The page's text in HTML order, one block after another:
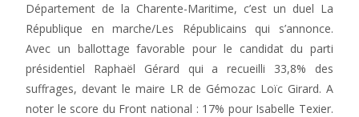
Département de la Charente-Maritime, c’est un duel La
République en marche/Les Républicains qui s’annonce.
Avec un ballottage favorable pour le candidat du parti
présidentiel Raphaël Gérard qui a recueilli 33,8% des
suffrages, devant le maire LR de Gémozac Loïc Girard. A
noter le score du Front national : 17% pour Isabelle Texier.